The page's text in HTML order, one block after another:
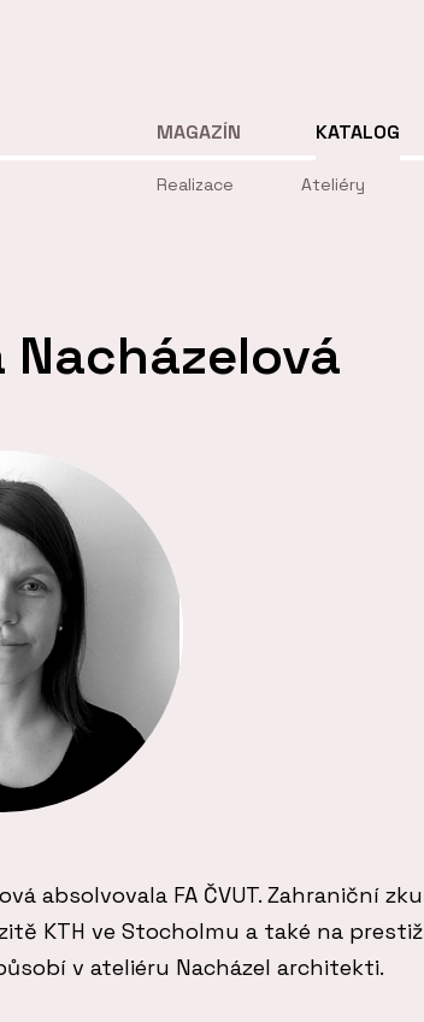
MAGAZÍN KATALOG
Realizace Ateliéry
Nacházelová
absolvovala FA ČVUT. Zahraniční
KTH ve Stocholmu a také na
v ateliéru Nacházel architekti.